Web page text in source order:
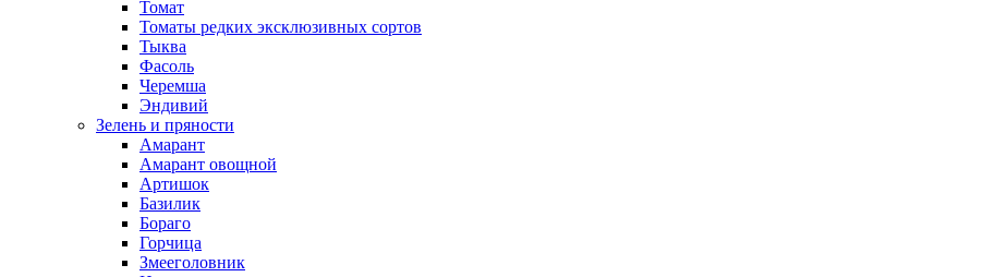
Томат
Томаты редких эксклюзивных сортов
Тыква
Фасоль
Черемша
Эндивий
Зелень и пряности
Амарант
Амарант овощной
Артишок
Базилик
Бораго
Горчица
Змееголовник